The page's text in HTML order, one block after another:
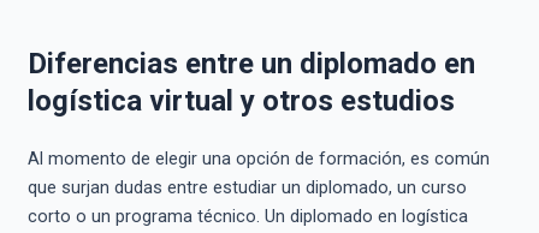
Diferencias entre un diplomado en
logística virtual y otros estudios
Al momento de elegir una opción de formación, es común
que surjan dudas entre estudiar un diplomado, un curso
corto o un programa técnico. Un diplomado en logística